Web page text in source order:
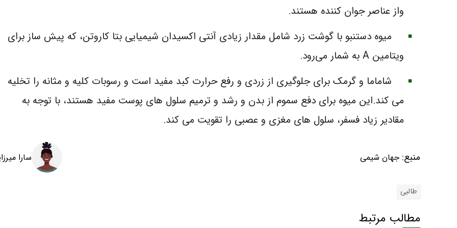
واز عناصر جوان کننده هستند.
میوه دستنبو با گوشت زرد شامل مقدار زیادی آنتی اکسیدان شیمیایی بتا کاروتن، که پیش ساز برای
ویتامین A به شمار می‌رود.
شاماما و گرمک برای جلوگیری از زردی و رفع حرارت کبد مفید است و رسوبات کلیه و مثانه را تخلیه
می کند.این میوه برای دفع سموم از بدن و رشد و ترمیم سلول های پوست مفید هستند، با توجه به
مقادیر زیاد فسفر، سلول های مغزی و عصبی را تقویت می کند.
منبع: جهان شیمی سارا
طالبی
مطالب مرتبط